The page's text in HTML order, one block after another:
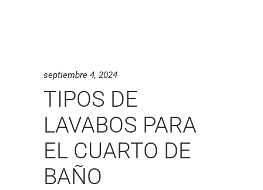
septiembre 4, 2024
TIPOS DE
LAVABOS PARA
EL CUARTO DE
BAÑO